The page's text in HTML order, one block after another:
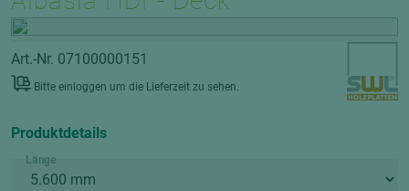
Art.-Nr. 07100000151
Bitte einloggen um die Lieferzeit zu sehen.
Produktdetails
Länge